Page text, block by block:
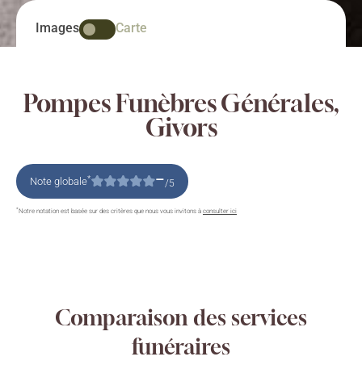
Images Carte
Pompes Funèbres Générales,
Givors
Note globale* –/5
*Notre notation est basée sur des critères que nous vous invitons à consulter ici
Comparaison des services
funéraires